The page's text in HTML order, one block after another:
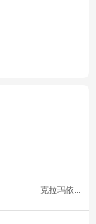
克拉玛依...